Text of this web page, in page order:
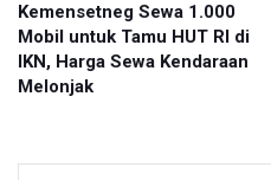
Kemensetneg Sewa 1.000
Mobil untuk Tamu HUT RI di
IKN, Harga Sewa Kendaraan
Melonjak